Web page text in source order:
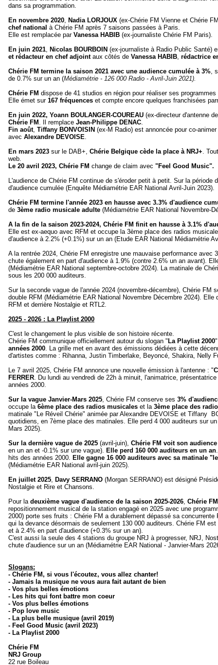
dans sa programmation.
En novembre 2020, Nadia LORJOUX (ex-Chérie FM Vienne et Chérie
chef national à Chérie FM après 7 saisons passées à Paris.
Elle est remplacée par Vanessa HABIB (ex-journaliste Chérie FM Paris).
En juin 2021, Nicolas BOURBOIN (ex-journaliste à Radio Public Santé)
et rédacteur en chef adjointaux côtés de Vanessa HABIB, rédactrice
Chérie FM termine la saison 2021 avec une audience cumulée à 3%,
de 0.7% sur un an (Médiamétrie - 126 000 Radio - Avril-Juin 2021).
Chérie FM dispose de 41 studios en région pour réaliser ses
Elle émet sur 167 fréquences et compte encore quelques franchisées
En juin 2022, Yoann BOULANGER-COUREAU (ex-directeur d'antenne
Chérie FM . Il remplace Jean-Philippe DENAC.
Fin août, Tiffany BONVOISIN (ex-M Radio) est annoncée pour co-
avec Alexandre DEVOISE.
En mars 2023 sur le DAB+, Chérie Belgique cède la place à NRJ+.
web.
Le 20 avril 2023, Chérie FM change de claim avec "Feel Good Music".
L'audience de Chérie FM continue de s'éroder petit à petit. Sur la
d'audience cumulée (Enquête Médiamétrie EAR National Avril-Juin 2023).
Chérie FM termine l'année 2023 en hausse avec 3.3% d'audience
de 3ème radio musicale adulte (Médiamétrie EAR National Novembre-
A la fin de la saison 2023-2024, Chérie FM finit en hausse à 3.1%
Elle est ex-aequo avec RFM et occupe la 3ème place des radios
d'audience à 2.2% (+0.1%) sur un an (Etude EAR National Médiamétrie
A la rentrée 2024, Chérie FM enregistre une mauvaise performance avec
chute également en part d'audience à 1.9% (contre 2.6% un an avant).
(Médiamétrie EAR National septembre-octobre 2024). La matinale de
sous les 200 000 auditeurs.
Sur la seconde vague de l'année 2024 (novembre-décembre), Chérie FM
double RFM (Médiamétrie EAR National Novembre Décembre 2024).
RFM et derrière Nostalgie et RTL2.
2025 - 2026 : La Playlist 2000
C'est le changement le plus visible de son histoire récente.
Chérie FM communique officiellement autour du slogan " La Playlist 2000
années 2000. La grille met en avant des émissions dédiées à cette
d'artistes comme : Rihanna, Justin Timberlake, Beyoncé, Shakira, Nelly
Le 7 avril 2025, Chérie FM annonce une nouvelle émission à l'antenne : "
FERRER. Du lundi au vendredi de 22h à minuit, l'animatrice,
années 2000.
Sur la vague Janvier-Mars 2025, Chérie FM conserve ses 3%
occupe la 6ème place des radios musicales et la 3ème place des
matinale "Le Réveil Chérie" animée par Alexandre DEVOISE et Tiffany
quotidiens, en 7ème place des matinales. Elle perd 4 000 auditeurs sur
Mars 2025).
Sur la dernière vague de 2025 (avril-juin), Chérie FM voit son
en un an et -0.1% sur une vague). Elle perd 160 000 auditeurs en un an
hits des années 2000. Elle gagne 16 000 auditeurs avec sa matinale
(Médiamétrie EAR National avril-juin 2025).
En juillet 2025, Davy SERRANO (Morgan SERRANO) est désigné
Nostalgie et Rire et Chansons.
Pour la deuxième vague d'audience de la saison 2025-2026, Chérie
repositionnement musical de la station engagé en 2025 avec une
2000) porte ses fruits : Chérie FM a durablement dépassé sa
qui la devance désormais de seulement 130 000 auditeurs. Chérie FM est
et à 2.4% en part d'audience (+0.3% sur un an).
C'est aussi la seule des 4 stations du groupe NRJ à progresser, NRJ,
chute d'audience sur un an (Médiamétrie EAR National - Janvier-Mars
Slogans:
- Chérie FM, si vous l'écoutez, vous allez chanter!
- Jamais la musique ne vous aura fait autant de bien
- Vos plus belles émotions
- Les hits qui font battre mon coeur
- Vos plus belles émotions
- Pop love music
- La plus belle musique (avril 2019)
- Feel Good Music (avril 2023)
- La Playlist 2000
Chérie FM
NRJ Group
22 rue Boileau